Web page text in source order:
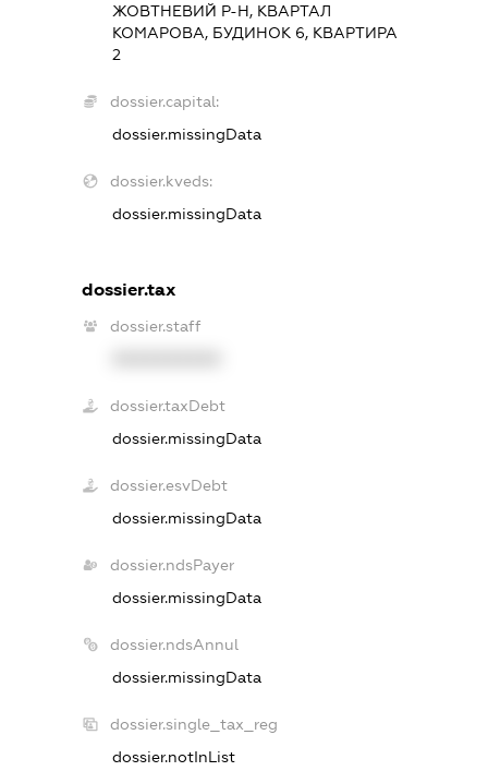
ЖОВТНЕВИЙ Р-Н, КВАРТАЛ
КОМАРОВА, БУДИНОК 6, КВАРТИРА
2
dossier.capital:
dossier.missingData
dossier.kveds:
dossier.missingData
dossier.tax
dossier.staff
dossier.taxDebt
dossier.missingData
dossier.esvDebt
dossier.missingData
dossier.ndsPayer
dossier.missingData
dossier.ndsAnnul
dossier.missingData
dossier.single_tax_reg
dossier.notInList